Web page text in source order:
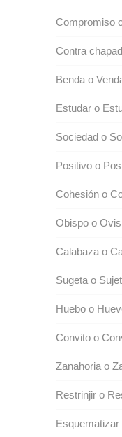
Compromiso
Contra
Benda o
Estudar o
Sociedad o
Positivo o
Cohesión o
Obispo o
Calabaza o
Sugeta o
Huebo o
Convito o
Zanahoria o
Restrinjir o